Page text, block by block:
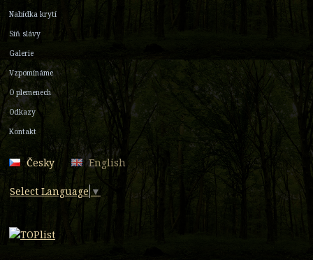
Nabídka krytí
Síň slávy
Galerie
Vzpomínáme
O plemenech
Odkazy
Kontakt
Česky English
Select Language ▼